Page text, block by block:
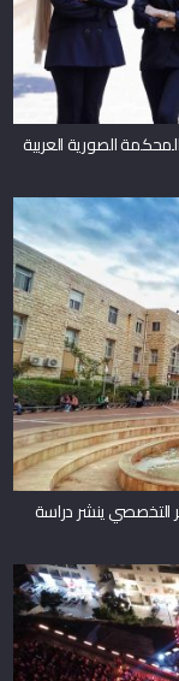
الصورية العربية
ينشر دراسة